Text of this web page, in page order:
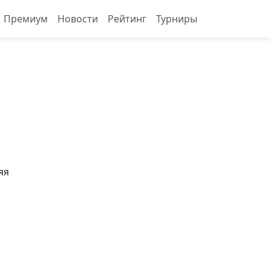
Премиум Новости Рейтинг Турниры